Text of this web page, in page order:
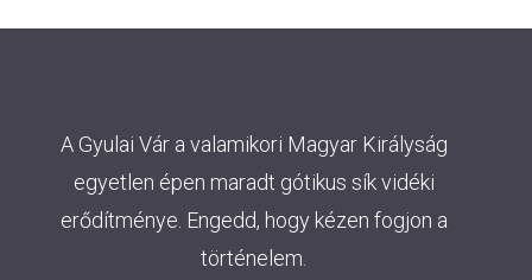
A Gyulai Vár a valamikori Magyar Királyság
egyetlen épen maradt gótikus sík vidéki
erődítménye. Engedd, hogy kézen fogjon a
történelem.